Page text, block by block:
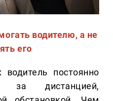
водителю, а не
его
постоянно
за дистанцией,